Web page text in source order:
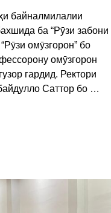
байналмилалии
ба “Рӯзи забони
омӯзгорон” бо
омӯзгорон
гардид. Ректори
Саттор бо …